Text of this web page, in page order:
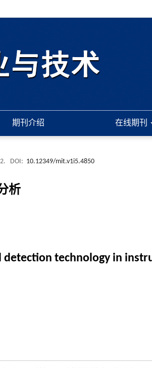
期刊介绍 在线期刊
DOI: 10.12349/mit.v1i5.4850
析
detection technology in